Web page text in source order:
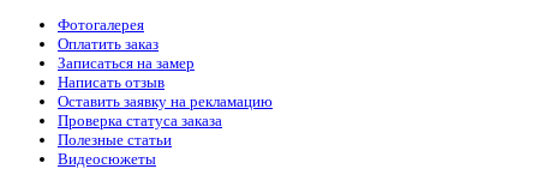
Фотогалерея
Оплатить заказ
Записаться на замер
Написать отзыв
Оставить заявку на рекламацию
Проверка статуса заказа
Полезные статьи
Видеосюжеты